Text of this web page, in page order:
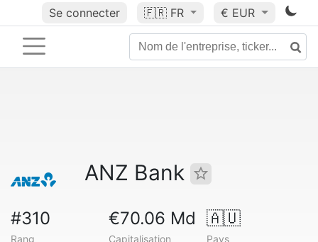
Se connecter 🇫🇷 FR € EUR
ANZ Bank
#310
Rang
€70.06 Md
Capitalisation
🇦🇺
Pays